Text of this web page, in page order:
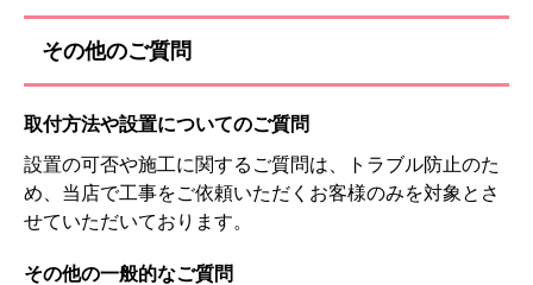
その他のご質問
取付方法や設置についてのご質問
設置の可否や施工に関するご質問は、トラブル防止のた
め、当店で工事をご依頼いただくお客様のみを対象とさ
せていただいております。
その他の一般的なご質問